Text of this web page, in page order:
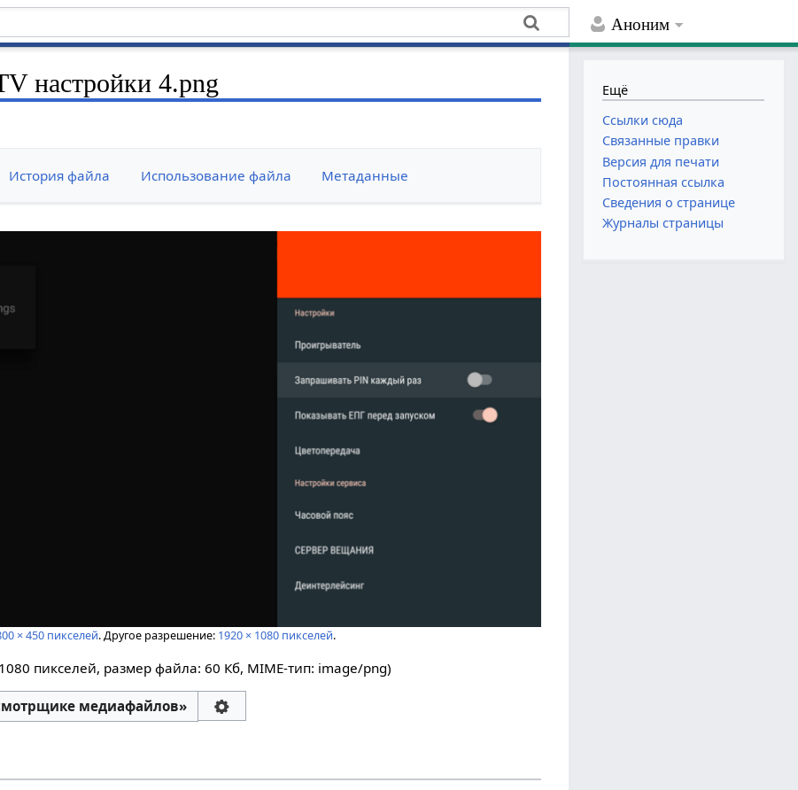
Аноним
настройки 4.png
История файла Использование файла Метаданные
× 450 пикселей.Другое разрешение: 1920 × 1080 пикселей.
пикселей, размер файла: 60 Кб, MIME-тип: image/png)
медиафайлов»
Ещё
Ссылки сюда
Связанные правки
Версия для печати
Постоянная ссылка
Сведения о странице
Журналы страницы